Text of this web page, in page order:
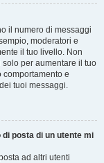
il numero di messaggi
moderatori e
il tuo livello. Non
per aumentare il tuo
comportamento e
tuoi messaggi.
posta di un utente mi
ad altri utenti